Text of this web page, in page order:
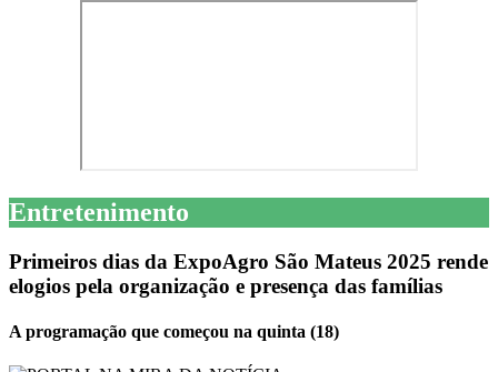
Entretenimento
Primeiros dias da ExpoAgro São Mateus 2025 rende
elogios pela organização e presença das famílias
A programação que começou na quinta (18)